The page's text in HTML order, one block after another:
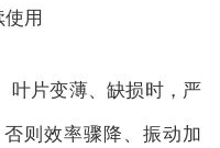
用
叶片变薄、缺损时，严
则效率骤降、振动加